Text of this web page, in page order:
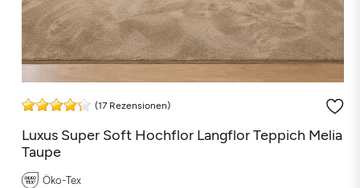
(17 Rezensionen)
Luxus Super Soft Hochflor Langflor Teppich Melia
Taupe
Öko-Tex